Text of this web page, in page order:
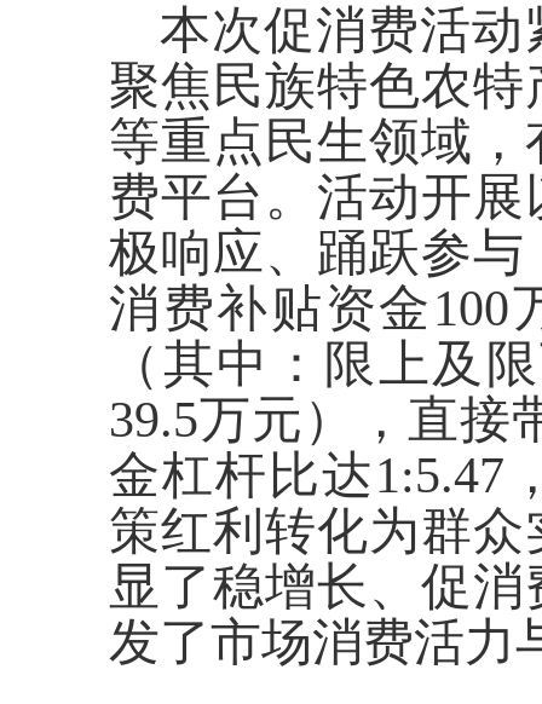
本次促消费活
聚焦民族特色农
等重点民生领域
费平台。活动开
极响应、踊跃参
消费补贴资金100
（其中：限上及
39.5万元），直接
金杠杆比达1:5.47
策红利转化为群
显了稳增长、促
发了市场消费活力